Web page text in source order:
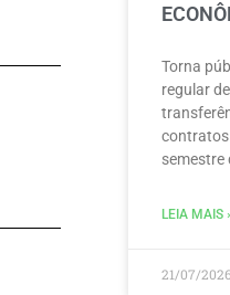
Torna
regular
contratos
semestre
LEIA MAIS
21/07/2026